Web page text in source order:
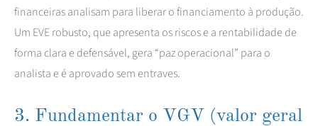
financeiras analisam para liberar o financiamento à produção.
Um EVE robusto, que apresenta os riscos e a rentabilidade de
forma clara e defensável, gera “paz operacional” para o
analista e é aprovado sem entraves.
3. Fundamentar o VGV (valor geral